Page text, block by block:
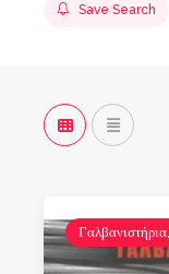
Save Search